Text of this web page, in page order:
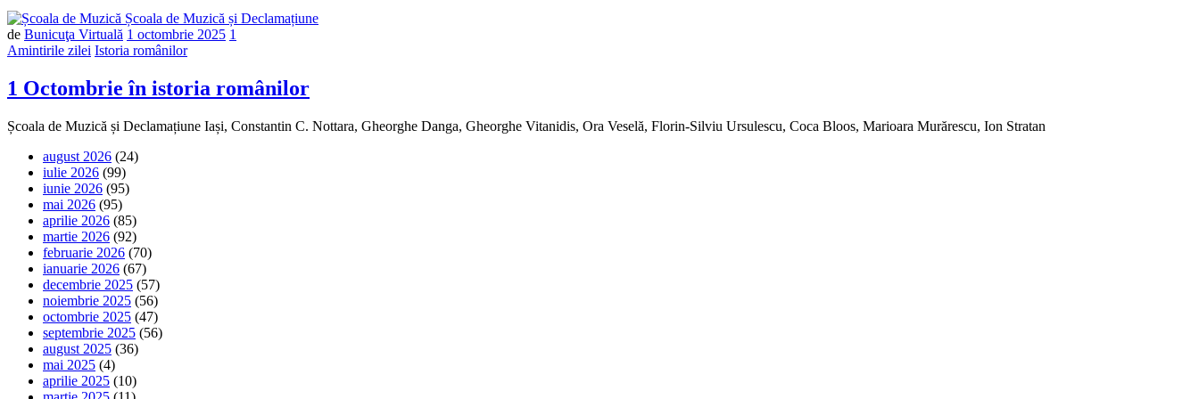
de Bunicuţa Virtuală 1 octombrie 2025 1
Amintirile zilei Istoria românilor
1 Octombrie în istoria românilor
Școala de Muzică și Declamațiune Iași, Constantin C. Nottara, Gheorghe Danga, Gheorghe Vitanidis, Ora Veselă, Florin-Silviu Ursulescu, Coca Bloos, Marioara Murărescu, Ion Stratan
august 2026 (24)
iulie 2026 (99)
iunie 2026 (95)
mai 2026 (95)
aprilie 2026 (85)
martie 2026 (92)
februarie 2026 (70)
ianuarie 2026 (67)
decembrie 2025 (57)
noiembrie 2025 (56)
octombrie 2025 (47)
septembrie 2025 (56)
august 2025 (36)
mai 2025 (4)
aprilie 2025 (10)